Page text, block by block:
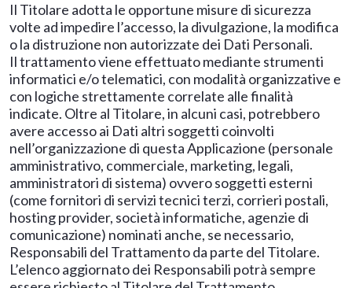
Il Titolare adotta le opportune misure di sicurezza
volte ad impedire l’accesso, la divulgazione, la modifica
o la distruzione non autorizzate dei Dati Personali.
Il trattamento viene effettuato mediante strumenti
informatici e/o telematici, con modalità organizzative e
con logiche strettamente correlate alle finalità
indicate. Oltre al Titolare, in alcuni casi, potrebbero
avere accesso ai Dati altri soggetti coinvolti
nell’organizzazione di questa Applicazione (personale
amministrativo, commerciale, marketing, legali,
amministratori di sistema) ovvero soggetti esterni
(come fornitori di servizi tecnici terzi, corrieri postali,
hosting provider, società informatiche, agenzie di
comunicazione) nominati anche, se necessario,
Responsabili del Trattamento da parte del Titolare.
L’elenco aggiornato dei Responsabili potrà sempre